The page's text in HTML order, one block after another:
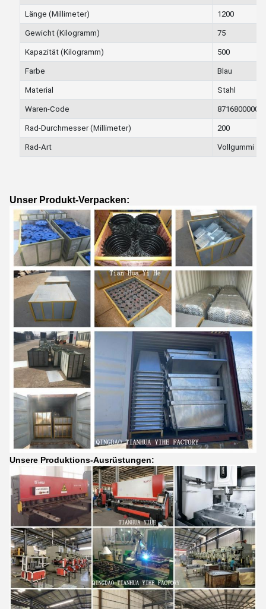
Länge (Millimeter) 1200
Gewicht (Kilogramm) 75
Kapazität (Kilogramm) 500
Farbe Blau
Material Stahl
Waren-Code 8716800000
Rad-Durchmesser (Millimeter) 200
Rad-Art Vollgummi
Unser Produkt-Verpacken:
Unsere Produktions-Ausrüstungen: